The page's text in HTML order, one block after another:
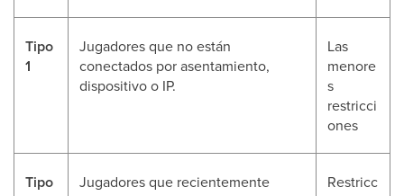
Tipo
1
Jugadores que no están
conectados por asentamiento,
dispositivo o IP.
Las
menore
s
restricci
ones
Tipo
Jugadores que recientemente
Restricc